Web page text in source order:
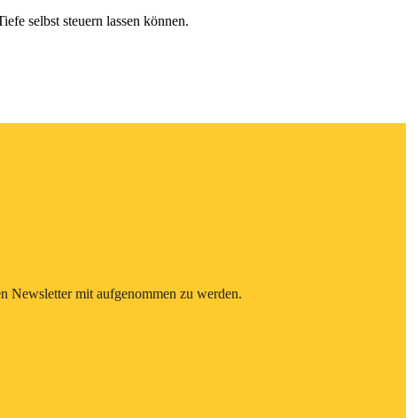
selbst steuern lassen können.
Newsletter mit aufgenommen zu werden.